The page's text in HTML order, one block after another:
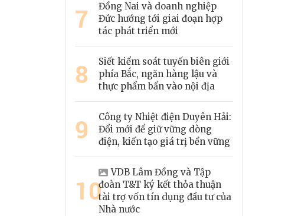
7
Đồng Nai và doanh nghiệp
Đức hướng tới giai đoạn hợp
tác phát triển mới
8
Siết kiểm soát tuyến biên giới
phía Bắc, ngăn hàng lậu và
thực phẩm bẩn vào nội địa
9
Công ty Nhiệt điện Duyên Hải:
Đổi mới để giữ vững dòng
điện, kiến tạo giá trị bền vững
10
VDB Lâm Đồng và Tập
đoàn T&T ký kết thỏa thuận
tài trợ vốn tín dụng đầu tư của
Nhà nước